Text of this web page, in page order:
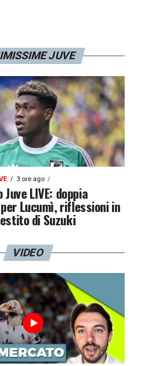
JUVE
3 ore ago
LIVE: doppia
Lucumì, riflessioni in
di Suzuki
VIDEO